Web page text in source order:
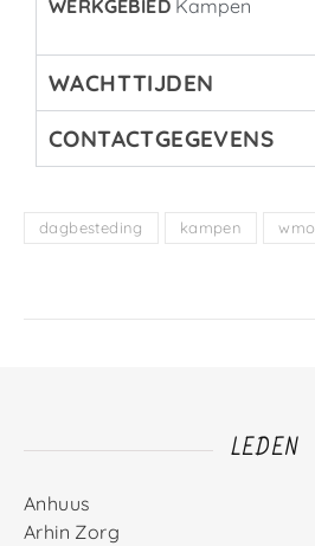
WERKGEBIED Kampen
WACHTTIJDEN
CONTACTGEGEVENS
dagbesteding kampen wmo
LEDEN
Anhuus
Arhin Zorg